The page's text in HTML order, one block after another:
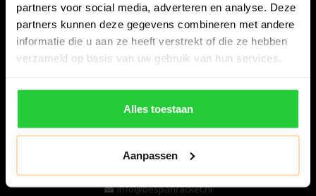
partners voor social media, adverteren en analyse. Deze
partners kunnen deze gegevens combineren met andere
informatie die u aan ze heeft verstrekt of die ze hebben
verzameld op basis van uw gebruik van hun services.
Alles toestaan
Aanpassen
Bespanracket.nl is dé racketspecialist van Lelystad en
omstreken.
Snijdersstraat 6
8224 AA Lelystad
Nederland
06-57276080
info@bespanracket.nl